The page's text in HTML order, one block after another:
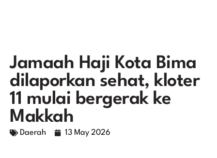
Jamaah Haji Kota Bima
dilaporkan sehat, kloter
11 mulai bergerak ke
Makkah
Daerah 13 May 2026